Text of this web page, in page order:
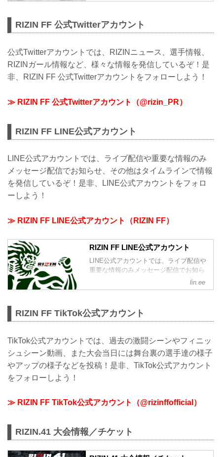
RIZIN FF 公式Twitterアカウント
公式Twitterアカウントでは、RIZINニュース、選手情報、
RIZINガール情報など、様々な情報を発信しているぞ！是
非、RIZIN FF 公式Twitterアカウントをフォローしよう！
≫ RIZIN FF 公式Twitterアカウント（@rizin_PR）
RIZIN FF LINE公式アカウント
LINE公式アカウントでは、ライブ配信や重要な情報のみ
メッセージ配信でお知らせ、その他はタイムラインで情報
を発信しているぞ！是非、LINE公式アカウントをフォロ
ーしよう！
≫ RIZIN FF LINE公式アカウント（RIZIN FF）
RIZIN FF LINE公式アカウント
LINE公式アカウントでは、ライブ配信や
重要な情報のみメッセージ配信でお知ら
せ、その他はタイムラインで情報を発信
しているぞ！是非、LINE公式アカウント
lin.ee
RIZIN FF TikTok公式アカウント
TikTok公式アカウントでは、過去の激闘シーンやフィニッ
シュシーン動画、また大会当日には舞台裏の選手達の様子
やアップの様子などを投稿！是非、TikTok公式アカウント
をフォローしよう！
≫ RIZIN FF TikTok公式アカウント（@rizinffofficial）
RIZIN.41 大会情報／チケット